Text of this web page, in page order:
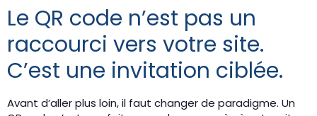
Le QR code n’est pas un
raccourci vers votre site.
C’est une invitation ciblée.
Avant d’aller plus loin, il faut changer de paradigme. Un